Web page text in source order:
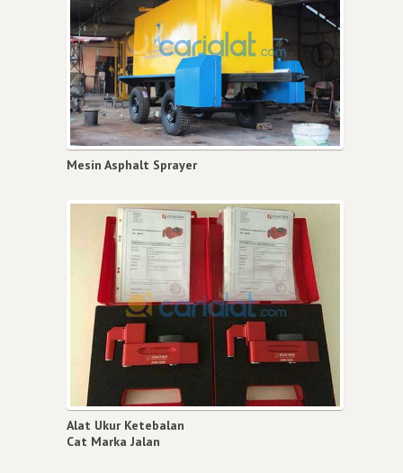
Mesin Asphalt Sprayer
Alat Ukur Ketebalan
Cat Marka Jalan